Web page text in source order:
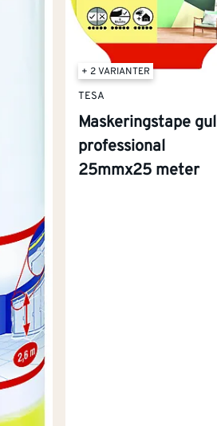
+ 2 VARIANTER
TESA
Maskeringstape gul
professional
25mmx25 meter